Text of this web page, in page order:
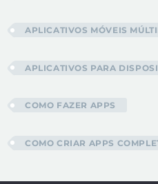
APLICATIVOS MÓVEIS
APLICATIVOS PARA
COMO FAZER APPS
COMO CRIAR APPS